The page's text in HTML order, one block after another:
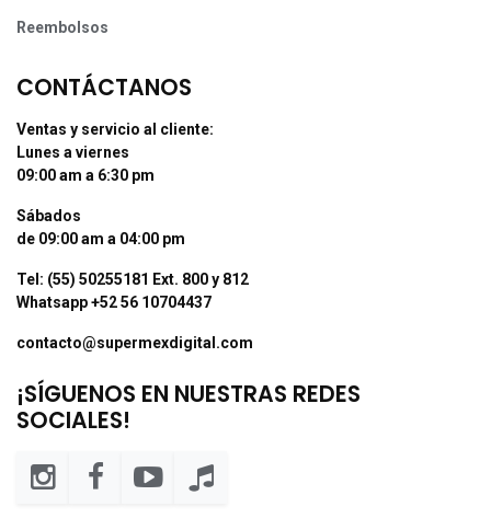
Reembolsos
CONTÁCTANOS
Ventas y servicio al cliente:
Lunes a viernes
09:00 am a 6:30 pm
Sábados
de 09:00 am a 04:00 pm
Tel: (55) 50255181 Ext. 800 y 812
Whatsapp +52 56 10704437
contacto@supermexdigital.com
¡SÍGUENOS EN NUESTRAS REDES
SOCIALES!